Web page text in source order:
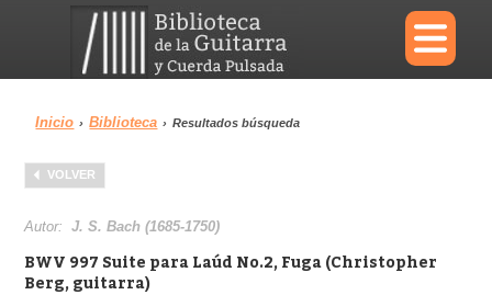
×
Menu
Biblioteca
Inicio › Biblioteca › Resultados búsqueda
VOLVER
Autor:J. S. Bach (1685-1750)
BWV 997 Suite para Laúd No.2, Fuga (Christopher
Berg, guitarra)